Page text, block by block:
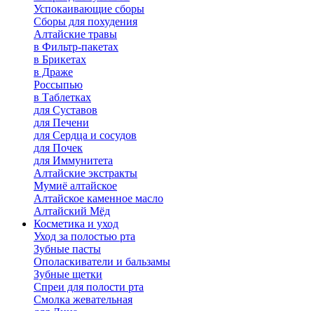
Успокаивающие сборы
Сборы для похудения
Алтайские травы
в Фильтр-пакетах
в Брикетах
в Драже
Россыпью
в Таблетках
для Cуставов
для Печени
для Сердца и сосудов
для Почек
для Иммунитета
Алтайские экстракты
Мумиё алтайское
Алтайское каменное масло
Алтайский Мёд
Косметика и уход
Уход за полостью рта
Зубные пасты
Ополаскиватели и бальзамы
Зубные щетки
Спреи для полости рта
Смолка жевательная